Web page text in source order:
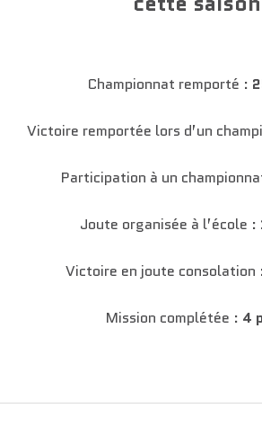
Championnat remporté :
Victoire remportée lors d’un
Participation à un
Joute organisée à l’école :
Victoire en joute consolation
Mission complétée : 4